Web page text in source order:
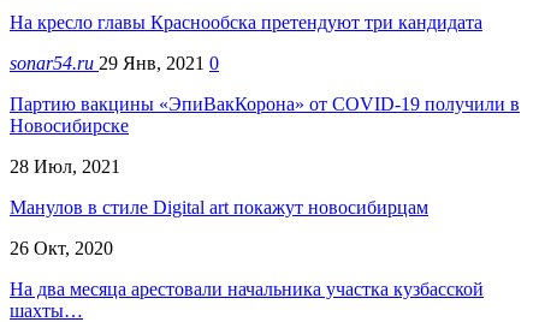
На кресло главы Краснообска претендуют три кандидата
sonar54.ru 29 Янв, 2021 0
Партию вакцины «ЭпиВакКорона» от COVID-19 получили в
Новосибирске
28 Июл, 2021
Манулов в стиле Digital art покажут новосибирцам
26 Окт, 2020
На два месяца арестовали начальника участка кузбасской
шахты…